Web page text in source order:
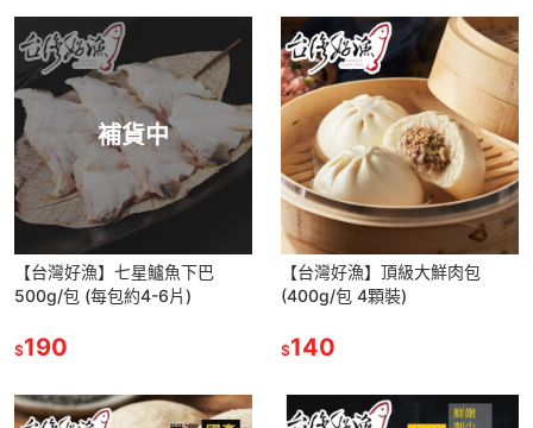
補貨中
【台灣好漁】七星鱸魚下巴
500g/包 (每包約4-6片)
$190
【台灣好漁】頂級大鮮肉包
(400g/包 4顆裝)
$140